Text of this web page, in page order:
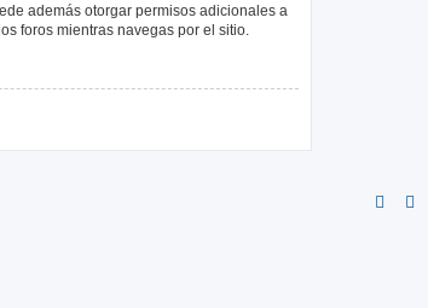
además otorgar permisos adicionales a
foros mientras navegas por el sitio.